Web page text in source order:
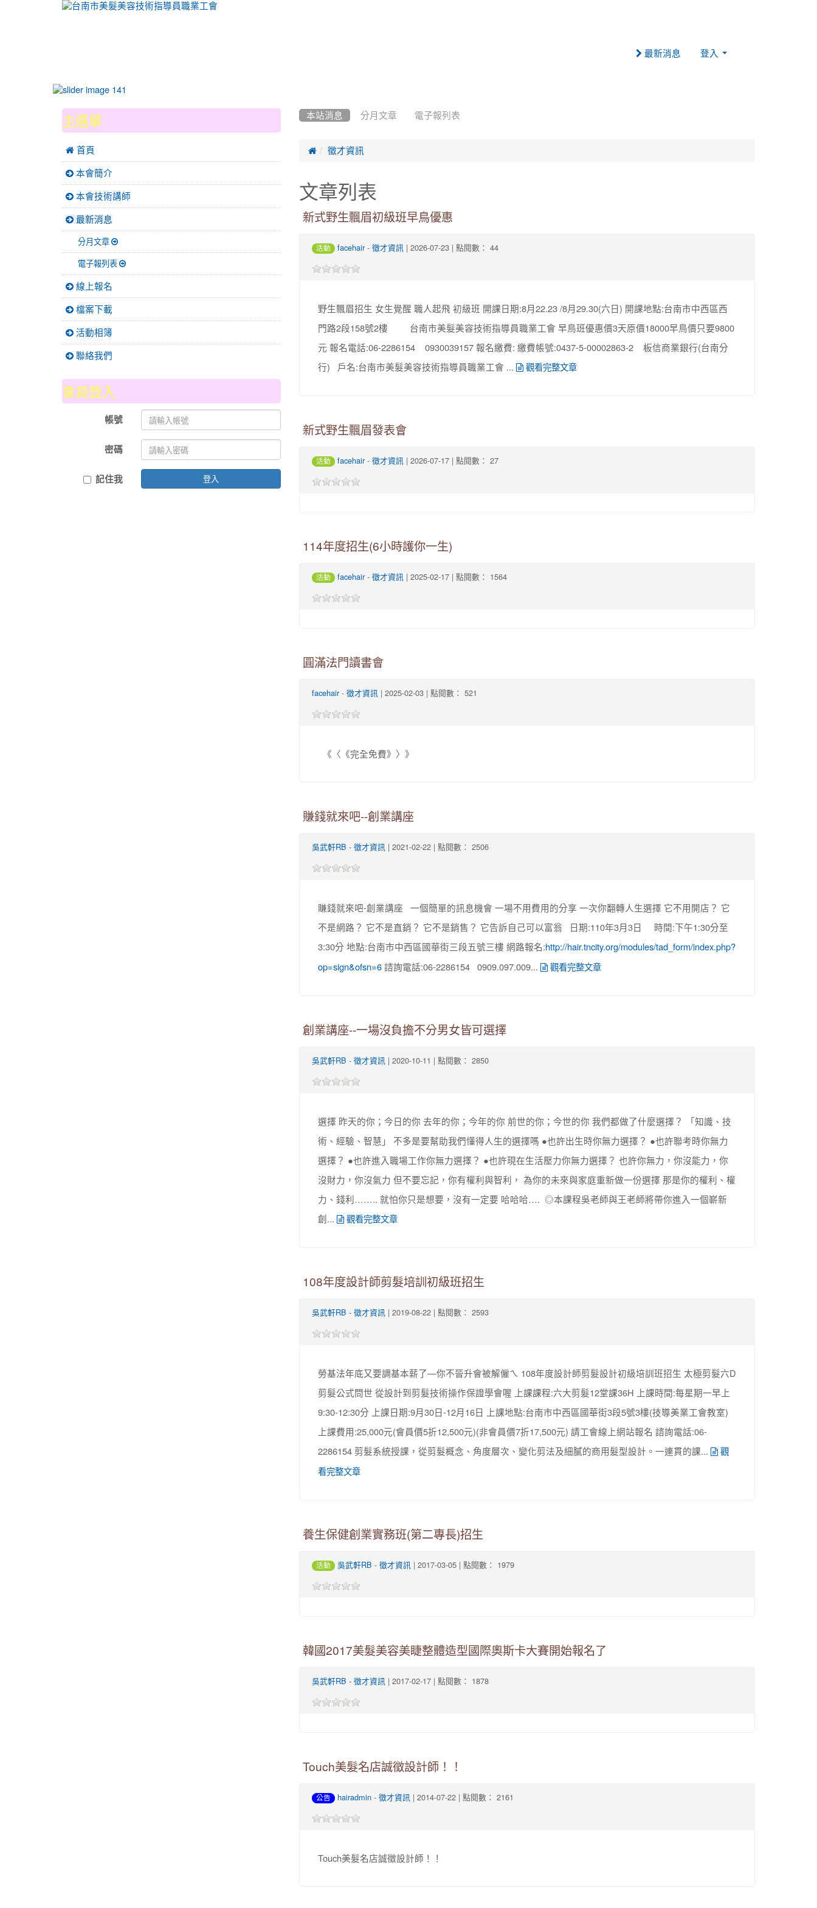
最新消息 登入
本站消息 分月文章 電子報列表
 徵才資訊
文章列表
新式野生飄眉初級班早鳥優惠
活動 facehair- 徵才資訊 | 2026-07-23 | 點閱數： 44
野生飄眉招生 女生覺醒 職人起飛 初級班 開課日期:8月22.23 /8月29.30(六日) 開課地點:台南市中西區西
門路2段158號2樓 台南市美髮美容技術指導員職業工會 早鳥班優惠價3天原價18000早鳥價只要9800
元 報名電話:06-2286154 0930039157 報名繳費: 繳費帳號:0437-5-00002863-2 板信商業銀行(台南分
行) 戶名:台南市美髮美容技術指導員職業工會 ...
觀看完整文章
新式野生飄眉發表會
活動 facehair- 徵才資訊 | 2026-07-17 | 點閱數： 27
114年度招生(6小時護你一生)
活動 facehair- 徵才資訊 | 2025-02-17 | 點閱數： 1564
圓滿法門讀書會
facehair- 徵才資訊 | 2025-02-03 | 點閱數： 521
《〈《完全免費》〉》
賺錢就來吧--創業講座
吳武軒RB - 徵才資訊 | 2021-02-22 | 點閱數： 2506
賺錢就來吧-創業講座 一個簡單的訊息機會 一場不用費用的分享 一次你翻轉人生選擇 它不用開店？ 它
不是網路？ 它不是直銷？ 它不是銷售？ 它告訴自己可以富翁 日期:110年3月3日 時間:下午1:30分至
3:30分 地點:台南市中西區國華街三段五號三樓 網路報名: http://hair.tncity.org/modules/tad_form/index.php?
op=sign&ofsn=6 諮詢電話:06-2286154 0909.097.009... 觀看完整文章
創業講座--一場沒負擔不分男女皆可選擇
吳武軒RB - 徵才資訊 | 2020-10-11 | 點閱數： 2850
選擇 昨天的你；今日的你 去年的你；今年的你 前世的你；今世的你 我們都做了什麼選擇？ 「知識、技
術、經驗、智慧」 不多是要幫助我們懂得人生的選擇嗎 ●也許出生時你無力選擇？ ●也許聯考時你無力
選擇？ ●也許進入職場工作你無力選擇？ ●也許現在生活壓力你無力選擇？ 也許你無力，你沒能力，你
沒財力，你沒氣力 但不要忘記，你有權利與智利， 為你的未來與家庭重新做一份選擇 那是你的權利、權
力、錢利…….. 就怕你只是想要，沒有一定要 哈哈哈…. ◎本課程吳老師與王老師將帶你進入一個嶄新
創...
觀看完整文章
108年度設計師剪髮培訓初級班招生
吳武軒RB - 徵才資訊 | 2019-08-22 | 點閱數： 2593
勞基法年底又要調基本薪了—你不晉升會被解僱ㄟ 108年度設計師剪髮設計初級培訓班招生 太極剪髮六D
剪髮公式問世 從設計到剪髮技術操作保證學會喔 上課課程:六大剪髮12堂課36H 上課時間:每星期一早上
9:30-12:30分 上課日期:9月30日-12月16日 上課地點:台南市中西區國華街3段5號3樓(技導美業工會教室)
上課費用:25,000元(會員價5折12,500元)(非會員價7折17,500元) 請工會線上網站報名 諮詢電話:06-
2286154 剪髮系統授課，從剪髮概念、角度層次、變化剪法及細膩的商用髮型設計。一連貫的課...
觀
看完整文章
養生保健創業實務班(第二專長)招生
活動 吳武軒RB - 徵才資訊 | 2017-03-05 | 點閱數： 1979
韓國2017美髮美容美睫整體造型國際奧斯卡大賽開始報名了
吳武軒RB - 徵才資訊 | 2017-02-17 | 點閱數： 1878
Touch美髮名店誠徵設計師！！
公告 hairadmin - 徵才資訊 | 2014-07-22 | 點閱數： 2161
Touch美髮名店誠徵設計師！！
主選單
 首頁
本會簡介
本會技術講師
最新消息
分月文章
電子報列表
線上報名
檔案下載
活動相簿
聯絡我們
會員登入
帳號
密碼
記住我 登入